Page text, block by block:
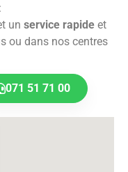
un service rapideet
ou dans nos centres
071 51 71 00